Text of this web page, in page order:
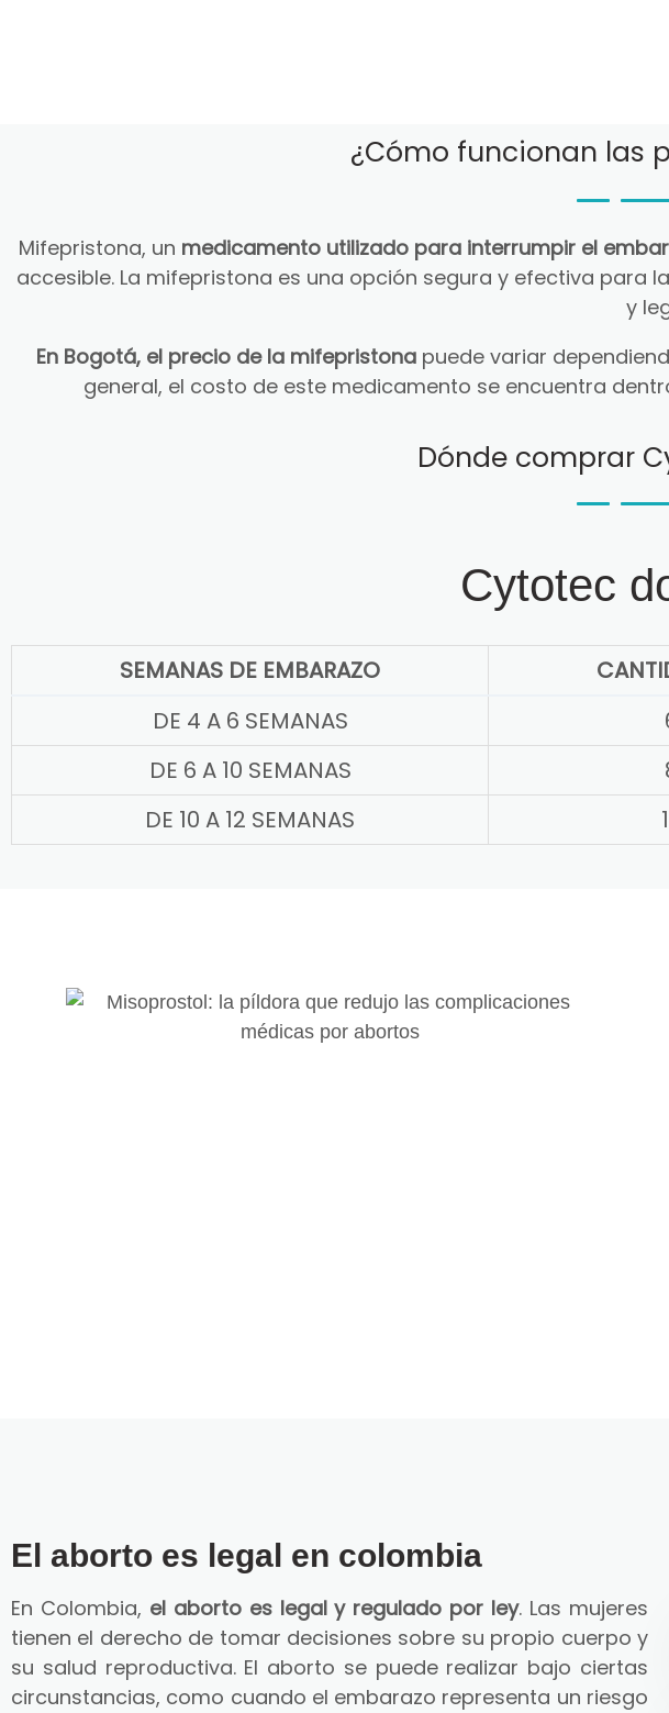
¿Cómo funcionan las
Mifepristona, un medicamento utilizado para interrumpir el
accesible. La mifepristona es una opción segura y efectiva para
y
En Bogotá, el precio de la mifepristonapuede variar
general, el costo de este medicamento se encuentra
Dónde comprar
Cytotec
SEMANAS DE EMBARAZO
DE 4 A 6 SEMANAS
DE 6 A 10 SEMANAS
DE 10 A 12 SEMANAS
El aborto es legal en colombia
En Colombia, el aborto es legal y regulado por ley. Las mujeres
tienen el derecho de tomar decisiones sobre su propio cuerpo y
su salud reproductiva. El aborto se puede realizar bajo ciertas
circunstancias, como cuando el embarazo representa un riesgo